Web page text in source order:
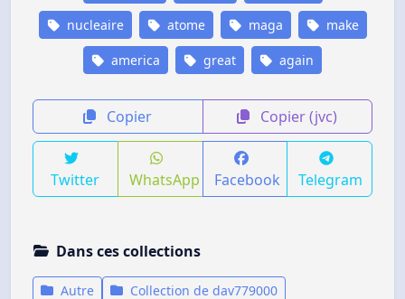
nucleaire atome maga make
america great again
Copier Copier (jvc)
Twitter WhatsApp Facebook Telegram
Dans ces collections
Autre Collection de dav779000